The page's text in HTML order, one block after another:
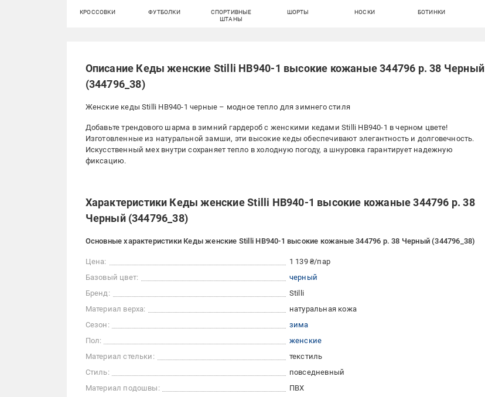
КРОССОВКИ ФУТБОЛКИ
СПОРТИВНЫЕ
ШТАНЫ
ШОРТЫ НОСКИ БОТИНКИ
Описание Кеды женские Stilli HB940-1 высокие кожаные 344796 р. 38 Черный
(344796_38)
Женские кеды Stilli HB940-1 черные – модное тепло для зимнего стиля
Добавьте трендового шарма в зимний гардероб с женскими кедами Stilli HB940-1 в черном цвете!
Изготовленные из натуральной замши, эти высокие кеды обеспечивают элегантность и долговечность.
Искусственный мех внутри сохраняет тепло в холодную погоду, а шнуровка гарантирует надежную
фиксацию.
Характеристики Кеды женские Stilli HB940-1 высокие кожаные 344796 р. 38
Черный (344796_38)
Основные характеристики Кеды женские Stilli HB940-1 высокие кожаные 344796 р. 38 Черный (344796_38)
Цена:
1 139 ₴/пар
Базовый цвет:
черный
Бренд:
Stilli
Материал верха:
натуральная кожа
Сезон:
зима
Пол:
женские
Материал стельки:
текстиль
Стиль:
повседневный
Материал подошвы:
ПВХ